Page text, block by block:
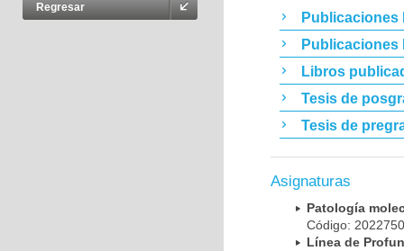
Regresar
Publicaciones
Publicaciones
Libros
Tesis de
Tesis de
Asignaturas
Patología
Código:
Línea de